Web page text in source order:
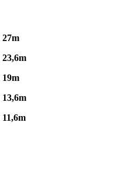
27m
23,6m
19m
13,6m
11,6m